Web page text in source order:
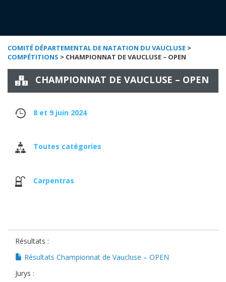
COMITÉ DÉPARTEMENTAL DE NATATION DU VAUCLUSE >
COMPÉTITIONS > CHAMPIONNAT DE VAUCLUSE – OPEN
CHAMPIONNAT DE VAUCLUSE – OPEN
8 et 9 juin 2024
Toutes catégories
Carpentras
Résultats :
Résultats Championnat de Vaucluse – OPEN
Jurys :